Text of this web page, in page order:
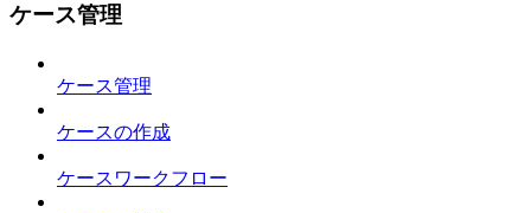
ケース管理
ケース管理
ケースの作成
ケースワークフロー